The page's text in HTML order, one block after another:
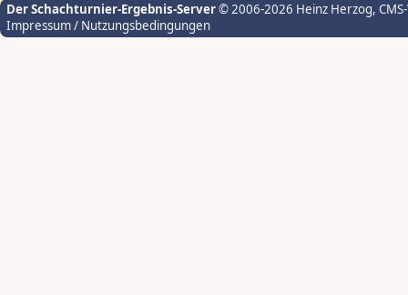
Der Schachturnier-Ergebnis-Server© 2006-2026 Heinz Herzog,
Impressum / Nutzungsbedingungen